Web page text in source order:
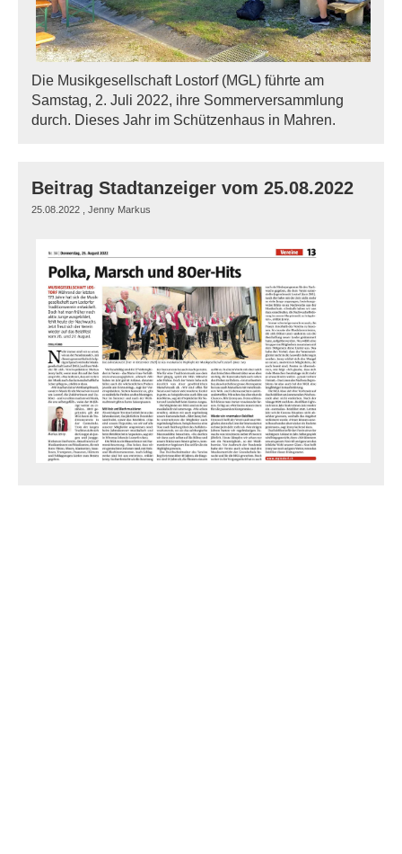
Die Musikgesellschaft Lostorf (MGL) führte am
Samstag, 2. Juli 2022, ihre Sommerversammlung
durch. Dieses Jahr im Schützenhaus in Mahren.
Beitrag Stadtanzeiger vom 25.08.2022
25.08.2022 , Jenny Markus